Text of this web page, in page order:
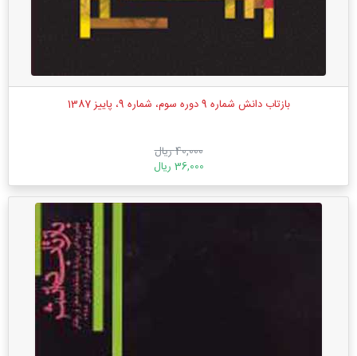
بازتاب دانش شماره 9 دوره سوم، شماره 9، پاییز 1387
40,000 ریال
36,000 ریال